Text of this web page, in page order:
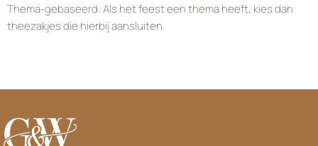
Thema-gebaseerd: Als het feest een thema heeft, kies dan
theezakjes die hierbij aansluiten.